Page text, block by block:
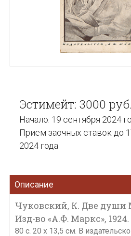
Эстимейт: 3000 руб.
Начало: 19 сентября 2024
Прием заочных ставок до
2024 года
Описание
Чуковский, К. Две души
Изд-во «А.Ф. Маркс», 1924.
80 с. 20 х 13,5 см. В